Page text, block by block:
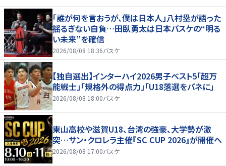
「誰が何を言おうが、僕は日本人」八村塁が語った
揺るぎない自負…田臥勇太は日本バスケの“明る
い未来”を確信
2026/08/08 18:36バスケ
【独自選出】インターハイ2026男子ベスト5「超万
能戦士」「規格外の得点力」「U18落選をバネに」
2026/08/08 18:00バスケ
東山高校や滋賀U18、台湾の強豪、大学勢が激
突…サン・クロレラ主催『SC CUP 2026』が開催へ
2026/08/08 17:00バスケ